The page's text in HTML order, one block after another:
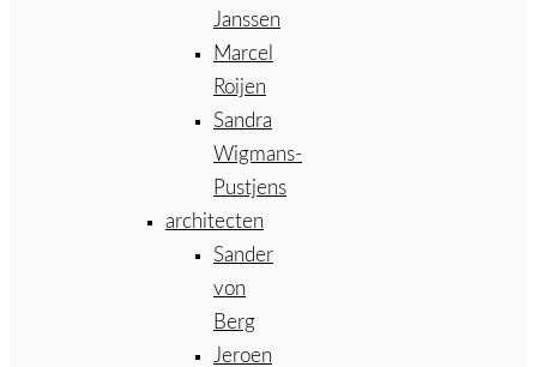
Janssen
Marcel
Roijen
Sandra
Wigmans-
Pustjens
architecten
Sander
von
Berg
Jeroen